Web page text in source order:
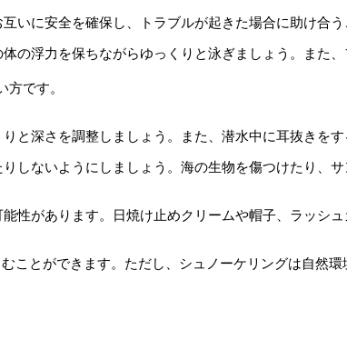
に安全を確保し、トラブルが起きた場合に助け合う
浮力を保ちながらゆっくりと泳ぎましょう。また
です。
深さを調整しましょう。また、潜水中に耳抜きをす
しないようにしましょう。海の生物を傷つけたり、
性があります。日焼け止めクリームや帽子、ラッシ
ことができます。ただし、シュノーケリングは自然